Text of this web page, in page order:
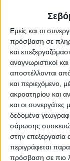
Εμείς και οι
πρόσβαση σε
και
αναγνωριστικοί
αποστέλλονται
και περιεχόμενο,
ακροατηρίου και
και οι συνεργάτες
δεδομένα
σάρωσης
στην
περιγράφεται
πρόσβαση σε πιο
πρώτης
συνδρομής
ευρώ προς
πλημμύρες,
Αθροιστικά,
πλαίσιο
αρωγής,